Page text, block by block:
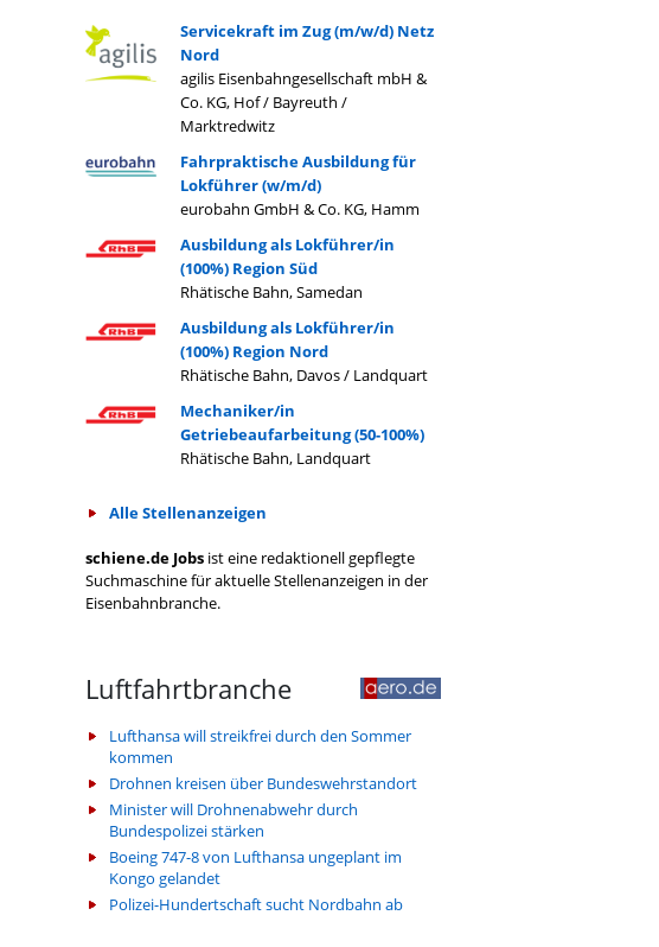
Servicekraft im Zug (m/w/d) Netz
Nord
agilis Eisenbahngesellschaft mbH &
Co. KG, Hof / Bayreuth /
Marktredwitz
Fahrpraktische Ausbildung für
Lokführer (w/m/d)
eurobahn GmbH & Co. KG, Hamm
Ausbildung als Lokführer/in
(100%) Region Süd
Rhätische Bahn, Samedan
Ausbildung als Lokführer/in
(100%) Region Nord
Rhätische Bahn, Davos / Landquart
Mechaniker/in
Getriebeaufarbeitung (50-100%)
Rhätische Bahn, Landquart
Alle Stellenanzeigen
schiene.de Jobs ist eine redaktionell gepflegte
Suchmaschine für aktuelle Stellenanzeigen in der
Eisenbahnbranche.
Luftfahrtbranche
Lufthansa will streikfrei durch den Sommer
kommen
Drohnen kreisen über Bundeswehrstandort
Minister will Drohnenabwehr durch
Bundespolizei stärken
Boeing 747-8 von Lufthansa ungeplant im
Kongo gelandet
Polizei-Hundertschaft sucht Nordbahn ab